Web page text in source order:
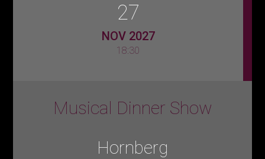
27
NOV 2027
18:30
Musical Dinner Show
Hornberg